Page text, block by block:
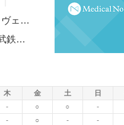
千葉県鎌ケ谷市新鎌ケ谷１－１８－５ディア・ヴェルジュ２階
新京成電鉄 新京成線 新鎌ヶ谷駅 徒歩 1分｜東武鉄道 野田線 新鎌ヶ谷駅 徒歩 1分｜北総鉄道 北総線 新鎌ヶ谷駅 徒歩 1分
木 金 土 日
- ○ ○ -
- ○ - -